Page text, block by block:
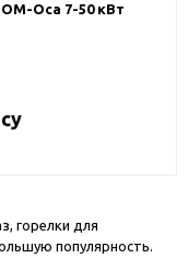
Оса 7-50 кВт
горелки для
популярность.